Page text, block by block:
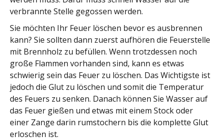
verbrannte Stelle gegossen werden.
Sie möchten Ihr Feuer löschen bevor es ausbrennen
kann? Sie sollten dann zuerst aufhören die Feuerstelle
mit Brennholz zu befüllen. Wenn trotzdessen noch
große Flammen vorhanden sind, kann es etwas
schwierig sein das Feuer zu löschen. Das Wichtigste ist
jedoch die Glut zu löschen und somit die Temperatur
des Feuers zu senken. Danach können Sie Wasser auf
das Feuer gießen und etwas mit einem Stock oder
einer Zange darin rumstochern bis die komplette Glut
erloschen ist.